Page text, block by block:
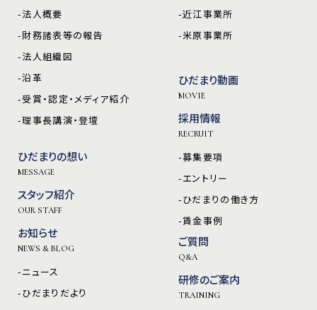
-法人概要
-財務諸表等の報告
-法人組織図
-沿革
-受賞・認定・メディア紹介
-理事長講演・登壇
ひだまりの想い
MESSAGE
スタッフ紹介
OUR STAFF
お知らせ
NEWS & BLOG
-ニュース
-ひだまりだより
-近江事業所
-米原事業所
ひだまり動画
MOVIE
採用情報
RECRUIT
-募集要項
-エントリー
-ひだまりの働き方
-賃金事例
ご質問
Q&A
研修のご案内
TRAINING